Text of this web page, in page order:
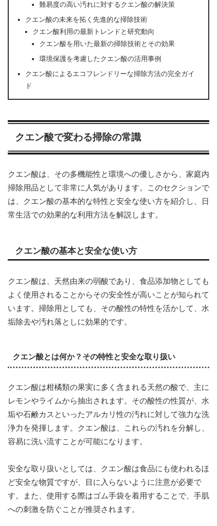
難易度の高い汚れに対するクエン酸の解決策
クエン酸の未来を拓く先進的な掃除技術
クエン酸利用の最新トレンドと研究動向
クエン酸を用いた最新の掃除技術とその効果
環境保護を考慮したクエン酸の活用事例
クエン酸によるエコフレンドリーな掃除方法の完全ガイ
ド
クエン酸で変わる掃除の常識
クエン酸は、その多機能性と環境への優しさから、家庭内
掃除用品として非常に人気があります。このセクションで
は、クエン酸の基本的な特性と安全な使い方を紹介し、日
常生活での効果的な利用方法を解説します。
クエン酸の基本と安全な使い方
クエン酸は、天然由来の弱酸であり、食品添加物としても
よく使用されることからその安全性が高いことが知られて
います。掃除用としても、その酸性の特性を活かして、水
垢除去や汚れ落としに効果的です。
クエン酸とは何か？その特性と安全な取り扱い
クエン酸は柑橘類の果実に多く含まれる天然の酸で、主に
レモンやライムから抽出されます。その酸性の性質が、水
垢や石鹸カスといったアルカリ性の汚れに対して強力な洗
浄力を発揮します。クエン酸は、これらの汚れを分解し、
容易に洗い流すことが可能になります。
安全な取り扱いとしては、クエン酸は食品にも使われるほ
ど安全な物質ですが、目に入らないように注意が必要で
す。また、使用する際はゴム手袋を着用することで、手肌
への刺激を防ぐことが推奨されます。